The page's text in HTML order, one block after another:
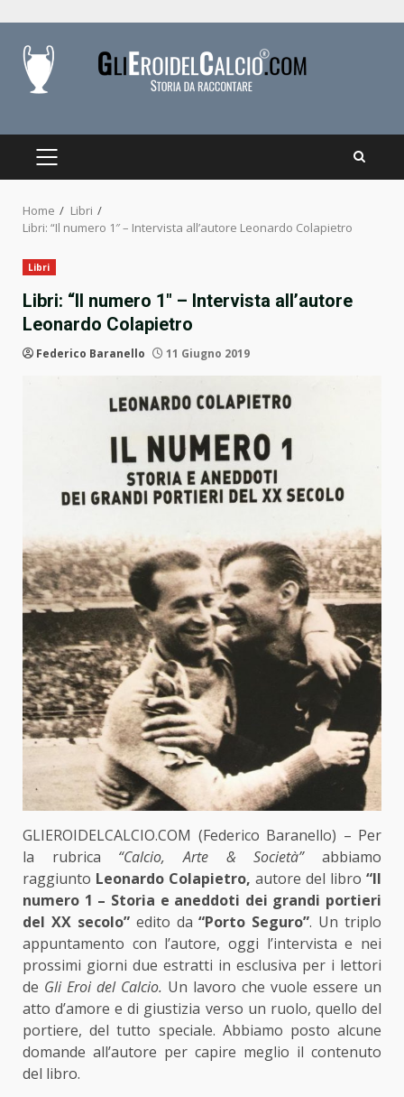
content
PRIMARY
Home
Libri
Libri: “Il numero 1″ – Intervista all’autore Leonardo Colapietro
Libri
Libri: “Il numero 1″ – Intervista all’autore
Leonardo Colapietro
Federico Baranello 11 Giugno 2019
GLIEROIDELCALCIO.COM (Federico Baranello) – Per
la rubrica “Calcio, Arte & Società”abbiamo
raggiunto Leonardo Colapietro, autore del libro “Il
numero 1 – Storia e aneddoti dei grandi portieri
del XX secolo” edito da“Porto Seguro”. Un triplo
appuntamento con l’autore, oggi l’intervista e nei
prossimi giorni due estratti in esclusiva per i lettori
de Gli Eroi del Calcio. Un lavoro che vuole essere un
atto d’amore e di giustizia verso un ruolo, quello del
portiere, del tutto speciale. Abbiamo posto alcune
domande all’autore per capire meglio il contenuto
del libro.